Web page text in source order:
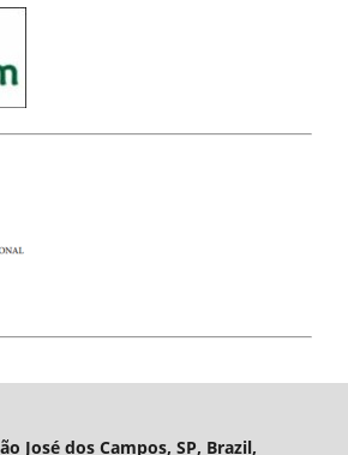
José dos Campos, SP, Brazil,